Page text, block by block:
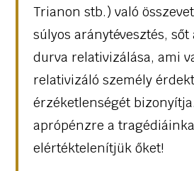
Trianon stb.) való
súlyos aránytévesztés,
durva relativizálása, ami
relativizáló személy
érzéketlenségét
aprópénzre a
elértéktelenítjük őket!